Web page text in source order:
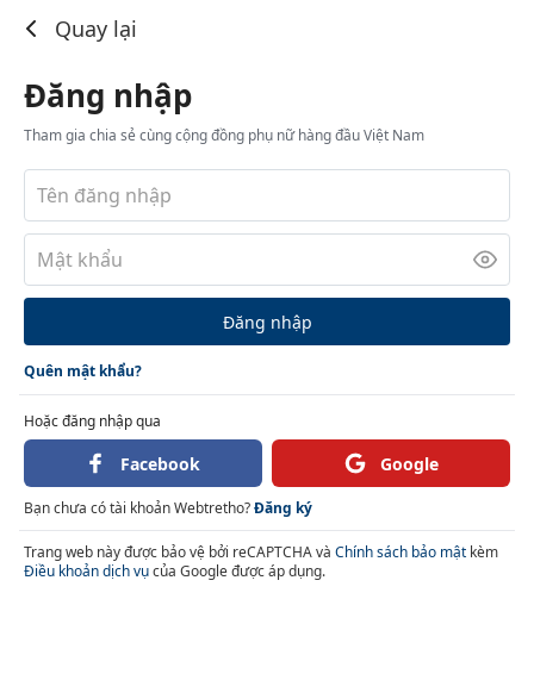
Quay lại
Đăng nhập
Tham gia chia sẻ cùng cộng đồng phụ nữ hàng đầu Việt Nam
Đăng nhập
Quên mật khẩu?
Hoặc đăng nhập qua
Facebook Google
Bạn chưa có tài khoản Webtretho?Đăng ký
Trang web này được bảo vệ bởi reCAPTCHA và Chính sách bảo mật kèm
Điều khoản dịch vụcủa Google được áp dụng.